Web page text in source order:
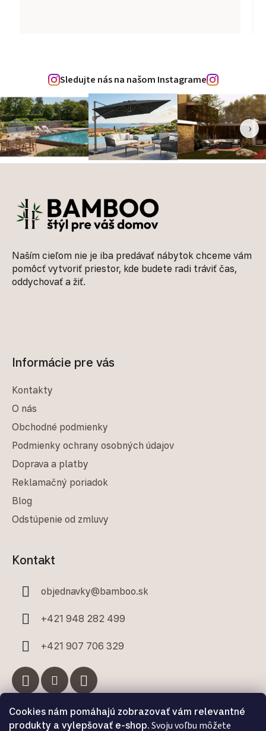
Cookies nám pomáhajú zobrazovať vám relevantné
produkty a vylepšovať e-shop. Svoju voľbu môžete
Sledujte nás na našom Instagrame
‹ ›
Naším cieľom nie je iba predávať nábytok chceme vám
pomôcť vytvoriť priestor, kde budete radi tráviť čas,
oddychovať a žiť.
Informácie pre vás
Kontakty
O nás
Obchodné podmienky
Podmienky ochrany osobných údajov
Doprava a platby
Reklamačný poriadok
Blog
Odstúpenie od zmluvy
Kontakt
objednavky@bamboo.sk
+421 948 282 499
+421 907 706 329
Facebook